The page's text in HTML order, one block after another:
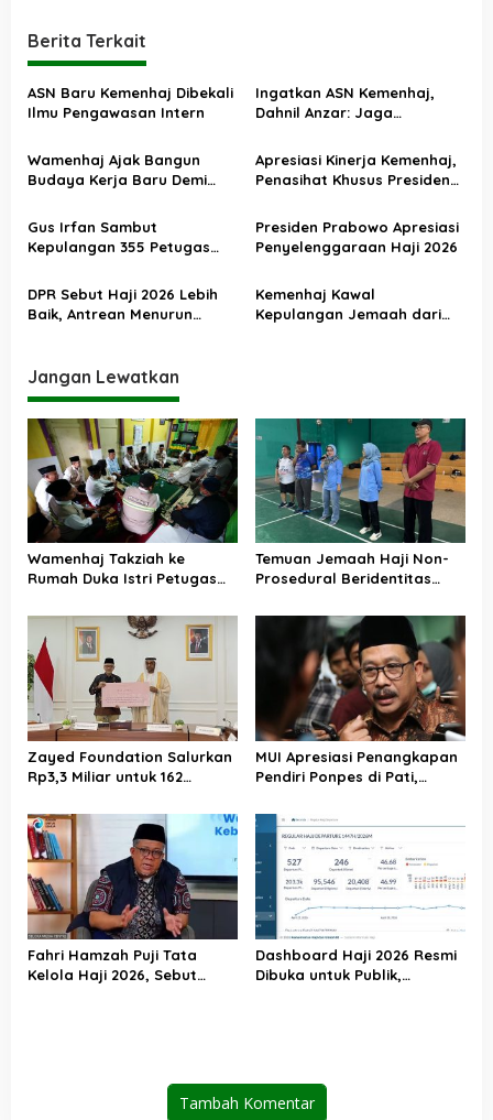
g
a
s
p
s
Berita Terkait
ASN Baru Kemenhaj Dibekali
Ilmu Pengawasan Intern
Ingatkan ASN Kemenhaj,
Dahnil Anzar: Jaga
Menjadikan Jemaah
sebagai Komoditas
Wamenhaj Ajak Bangun
Budaya Kerja Baru Demi
Jemaah
Apresiasi Kinerja Kemenhaj,
Penasihat Khusus Presiden
Penyelenggaraan Haji
Berjalan Baik
Gus Irfan Sambut
Kepulangan 355 Petugas
Presiden Prabowo Apresiasi
Penyelenggaraan Haji 2026
DPR Sebut Haji 2026 Lebih
Baik, Antrean Menurun
Kemenhaj Kawal
Kepulangan Jemaah dari
Jangan Lewatkan
Wamenhaj Takziah ke
Rumah Duka Istri Petugas
Penghormatan atas
Amanah yang Tetap
Ditunaikan
Temuan Jemaah Haji Non-
Prosedural Beridentitas
Kami Tunggu Arahan Pusat
Zayed Foundation Salurkan
Rp3,3 Miliar untuk 162
Perkuat Kerja Sama Haji RI–
UEA
MUI Apresiasi Penangkapan
Pendiri Ponpes di Pati,
bagi Perusak Akhlak
Pesantren
Fahri Hamzah Puji Tata
Kelola Haji 2026, Sebut
Dashboard Haji 2026 Resmi
Dibuka untuk Publik,
Tambah Komentar